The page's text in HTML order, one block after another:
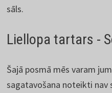
sāls.
Liellopa tartars -
Šajā posmā mēs varam
sagatavošana noteikti nav